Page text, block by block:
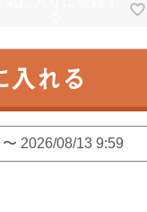
〜 2026/08/13 9:59